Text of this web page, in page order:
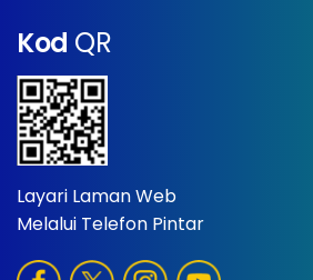
Kod QR
Layari Laman Web
Melalui Telefon Pintar